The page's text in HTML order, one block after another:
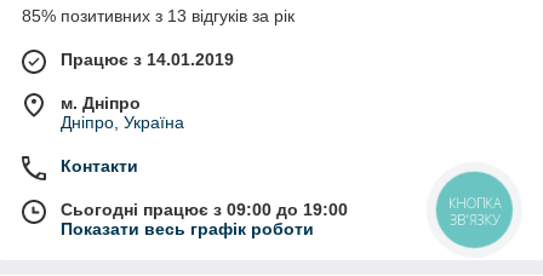
85% позитивних з 13 відгуків за рік
Працює з 14.01.2019
м. Дніпро
Дніпро, Україна
Контакти
Сьогодні працює з 09:00 до 19:00
Показати весь графік роботи
КНОПКА
ЗВ'ЯЗКУ